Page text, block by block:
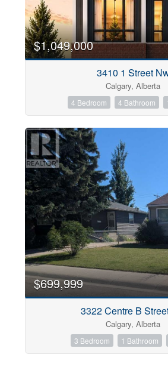
$1,049,000
3410 1 Street
Calgary, Alberta
4 Bedroom 4 Bathroom
$699,999
3322 Centre B
Calgary, Alberta
3 Bedroom 1 Bathroom